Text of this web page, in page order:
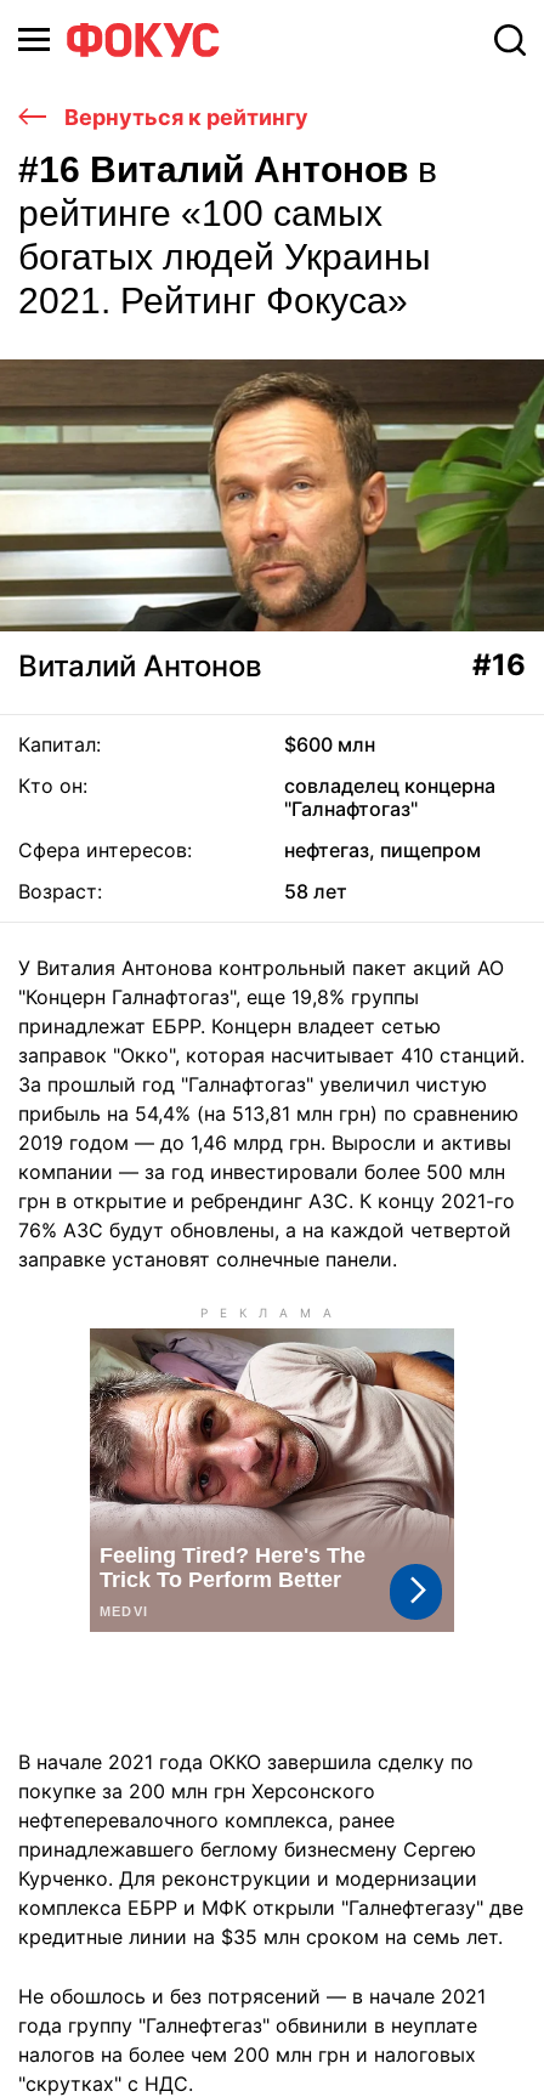
Вернуться к рейтингу
#16 Виталий Антонов в
рейтинге «100 самых
богатых людей Украины
2021. Рейтинг Фокуса»
Виталий Антонов #16
Капитал:
$600 млн
Кто он:
совладелец концерна
"Галнафтогаз"
Сфера интересов:
нефтегаз, пищепром
Возраст:
58 лет
У Виталия Антонова контрольный пакет акций АО
"Концерн Галнафтогаз", еще 19,8% группы
принадлежат ЕБРР. Концерн владеет сетью
заправок "Окко", которая насчитывает 410 станций.
За прошлый год "Галнафтогаз" увеличил чистую
прибыль на 54,4% (на 513,81 млн грн) по сравнению
2019 годом — до 1,46 млрд грн. Выросли и активы
компании — за год инвестировали более 500 млн
грн в открытие и ребрендинг АЗС. К концу 2021-го
76% АЗС будут обновлены, а на каждой четвертой
заправке установят солнечные панели.
В начале 2021 года ОККО завершила сделку по
покупке за 200 млн грн Херсонского
нефтеперевалочного комплекса, ранее
принадлежавшего беглому бизнесмену Сергею
Курченко. Для реконструкции и модернизации
комплекса ЕБРР и МФК открыли "Галнефтегазу" две
кредитные линии на $35 млн сроком на семь лет.
Не обошлось и без потрясений — в начале 2021
года группу "Галнефтегаз" обвинили в неуплате
налогов на более чем 200 млн грн и налоговых
"скрутках" с НДС.